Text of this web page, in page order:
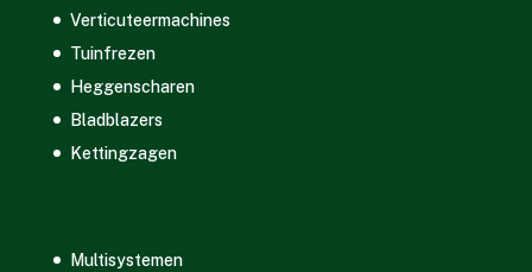
Verticuteermachines
Tuinfrezen
Heggenscharen
Bladblazers
Kettingzagen
Multisystemen